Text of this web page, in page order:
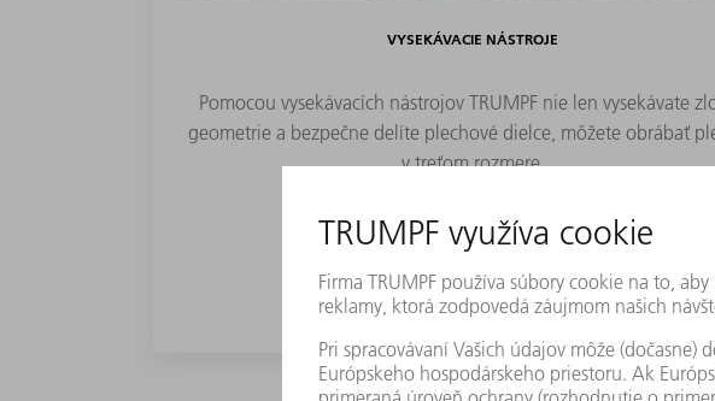
VYSEKÁVACIE NÁSTROJE
Pomocou vysekávacích nástrojov TRUMPF nie len vysekávate
geometrie a bezpečne delíte plechové dielce, môžete obrábať
v treťom rozmere.